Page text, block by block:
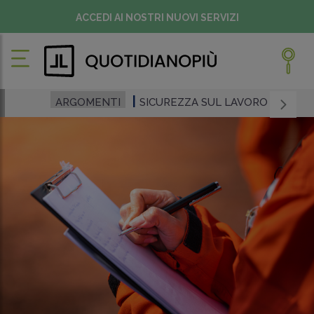
ACCEDI AI NOSTRI NUOVI SERVIZI
ARGOMENTI SICUREZZA SUL LAVORO